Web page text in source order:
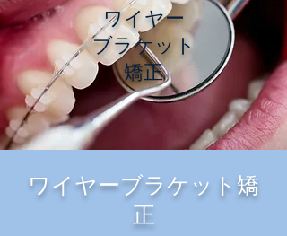
​ワイヤー
ブラケット
矯正
ワイヤーブラケット矯
正